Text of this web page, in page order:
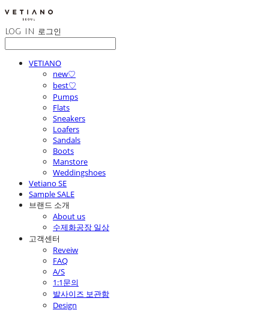
LOG IN 로그인
VETIANO
new♡
best♡
Pumps
Flats
Sneakers
Loafers
Sandals
Boots
Manstore
Weddingshoes
Vetiano SE
Sample SALE
브랜드 소개
About us
수제화공장 일상
고객센터
Reveiw
FAQ
A/S
1:1문의
발사이즈 보관함
Design